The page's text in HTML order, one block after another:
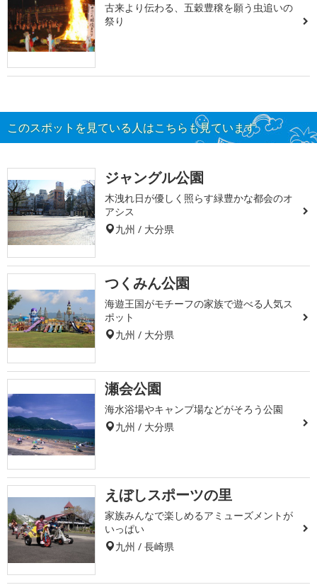
古来より伝わる、五穀豊穣を願う虫追いの
祭り
このスポットを見ている人はこちらも見ています
ジャングル公園
木洩れ日が優しく照らす緑豊かな都会のオ
アシス
九州 / 大分県
つくみん公園
海遊王国がモチーフの家族で遊べる人気ス
ポット
九州 / 大分県
瀬会公園
海水浴場やキャンプ場などがそろう公園
九州 / 大分県
えぼしスポーツの里
家族みんなで楽しめるアミューズメントが
いっぱい
九州 / 長崎県